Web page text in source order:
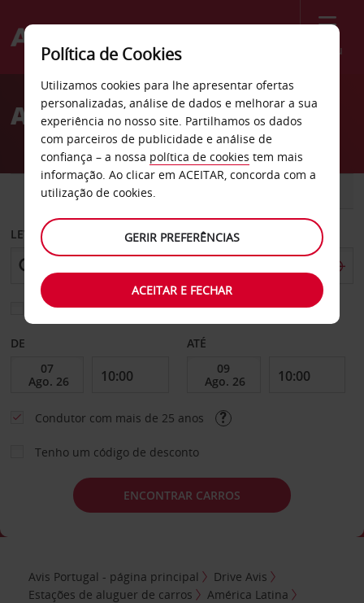
Menu
Welcome
AvisAluguer de carros Mérida
CARRO
LEVANTAR EM
Escolher uma estação de devolução diferente
DE ATÉ
Condutor com mais de 25 anos
Tenho um código de desconto
ENCONTRAR CARROS
Avis Portugal - página principal
Drive Avis
Estações de aluguer de carros
América Latina
Política de Cookies
Utilizamos cookies para lhe apresentar ofertas
personalizadas, análise de dados e melhorar a sua
experiência no nosso site. Partilhamos os dados
com parceiros de publicidade e análise de
confiança – a nossa política de cookies tem mais
informação. Ao clicar em ACEITAR, concorda com a
utilização de cookies.
GERIR PREFERÊNCIAS
ACEITAR E FECHAR